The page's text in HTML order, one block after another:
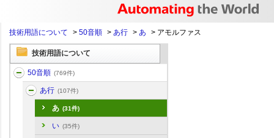
技術用語について > 50音順 > あ行 > あ > アモルファス
技術用語について
50音順 (769件)
あ行 (107件)
あ (31件)
い (35件)